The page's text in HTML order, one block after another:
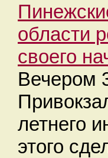
области
своего
Вечером
летнего
этого